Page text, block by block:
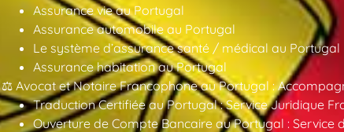
Assurance vie au Portugal
Assurance automobile au Portugal
Le système d’assurance santé / médical au Portugal
Assurance habitation au Portugal
⚖️ Avocat et Notaire Francophone au Portugal :
Traduction Certifiée au Portugal : Service Juridique
Ouverture de Compte Bancaire au Portugal : Service